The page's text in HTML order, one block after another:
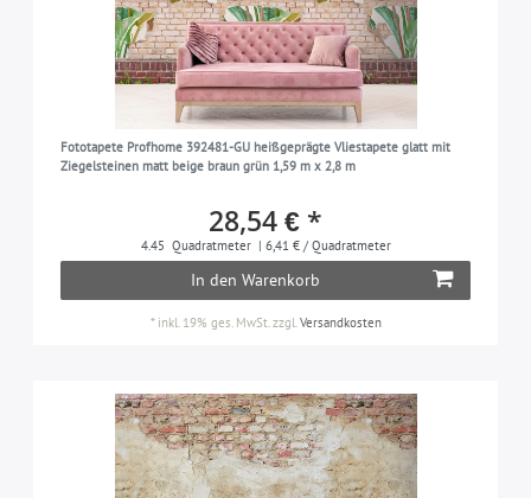
Fototapete Profhome 392481-GU heißgeprägte Vliestapete glatt mit
Ziegelsteinen matt beige braun grün 1,59 m x 2,8 m
28,54 € *
4.45 Quadratmeter | 6,41 € / Quadratmeter
In den Warenkorb
* inkl. 19% ges. MwSt.zzgl.Versandkosten